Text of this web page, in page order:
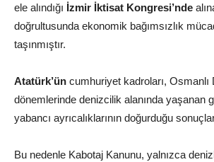
ele alındığı İzmir İktisat Kongresi’nde
doğrultusunda ekonomik bağımsızlık
taşınmıştır.
Atatürk’ün cumhuriyet kadroları, Osmanlı
dönemlerinde denizcilik alanında yaşanan
yabancı ayrıcalıklarının doğurduğu
Bu nedenle Kabotaj Kanunu, yalnızca